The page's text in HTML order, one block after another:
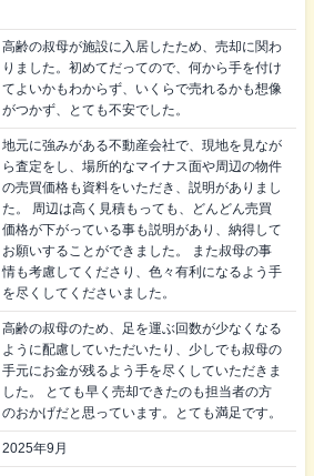
高齢の叔母が施設に入居したため、売却に関わ
りました。初めてだってので、何から手を付け
てよいかもわからず、いくらで売れるかも想像
がつかず、とても不安でした。
地元に強みがある不動産会社で、現地を見なが
ら査定をし、場所的なマイナス面や周辺の物件
の売買価格も資料をいただき、説明がありまし
た。 周辺は高く見積もっても、どんどん売買
価格が下がっている事も説明があり、納得して
お願いすることができました。 また叔母の事
情も考慮してくださり、色々有利になるよう手
を尽くしてくださいました。
高齢の叔母のため、足を運ぶ回数が少なくなる
ように配慮していただいたり、少しでも叔母の
手元にお金が残るよう手を尽くしていただきま
した。 とても早く売却できたのも担当者の方
のおかげだと思っています。とても満足です。
2025年9月